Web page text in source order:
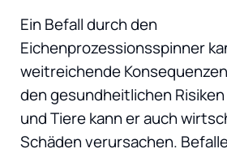
Ein Befall durch den
Eichenprozessionsspinner
weitreichende
den gesundheitlichen
und Tiere kann er auch
Schäden verursachen.